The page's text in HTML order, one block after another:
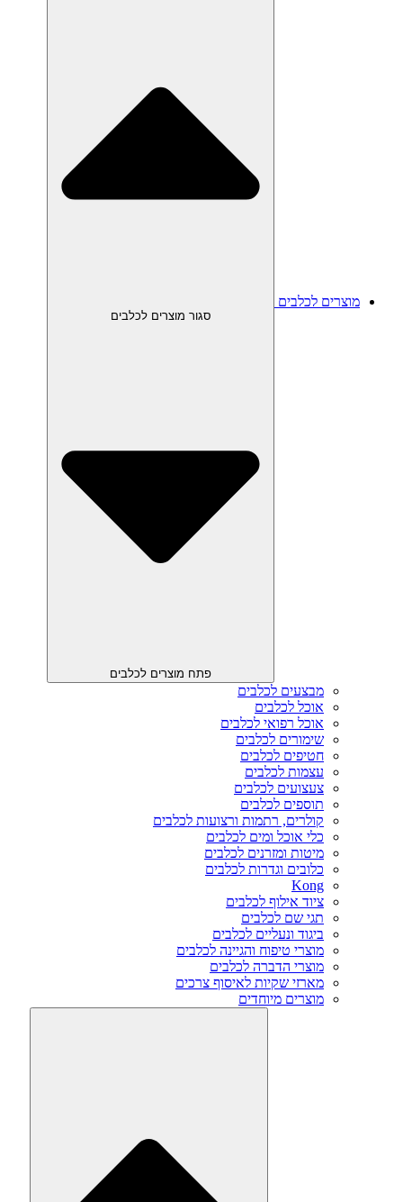
מוצרים לכלבים
סגור מוצרים לכלבים
פתח מוצרים לכלבים
מבצעים לכלבים
אוכל לכלבים
אוכל רפואי לכלבים
שימורים לכלבים
חטיפים לכלבים
עצמות לכלבים
צעצועים לכלבים
תוספים לכלבים
קולרים, רתמות ורצועות לכלבים
כלי אוכל ומים לכלבים
מיטות ומזרנים לכלבים
כלובים וגדרות לכלבים
Kong
ציוד אילוף לכלבים
תגי שם לכלבים
ביגוד ונעליים לכלבים
מוצרי טיפוח והגיינה לכלבים
מוצרי הדברה לכלבים
מארזי שקיות לאיסוף צרכים
מוצרים מיוחדים